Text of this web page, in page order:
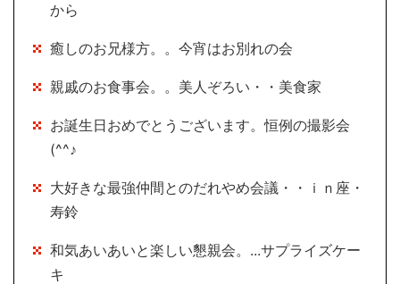
から
癒しのお兄様方。。今宵はお別れの会
親戚のお食事会。。美人ぞろい・・美食家
お誕生日おめでとうございます。恒例の撮影会
(^^♪
大好きな最強仲間とのだれやめ会議・・ｉｎ座・
寿鈴
和気あいあいと楽しい懇親会。...サプライズケー
キ